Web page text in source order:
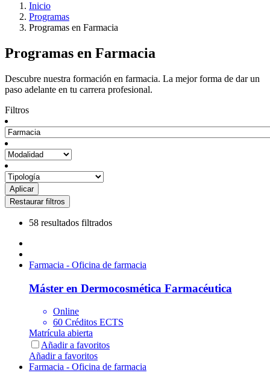
Inicio
Programas
Programas en Farmacia
Programas en Farmacia
Descubre nuestra formación en farmacia. La mejor forma de dar un
paso adelante en tu carrera profesional.
Filtros
58 resultados filtrados
Farmacia - Oficina de farmacia
Máster en Dermocosmética Farmacéutica
Online
60 Créditos ECTS
Matrícula abierta
Añadir a favoritos
Añadir a favoritos
Farmacia - Oficina de farmacia